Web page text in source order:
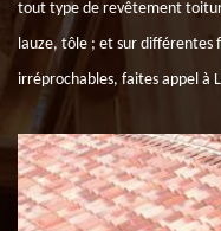
tout type de revêtement
lauze, tôle ; et sur différentes
irréprochables, faites appel à